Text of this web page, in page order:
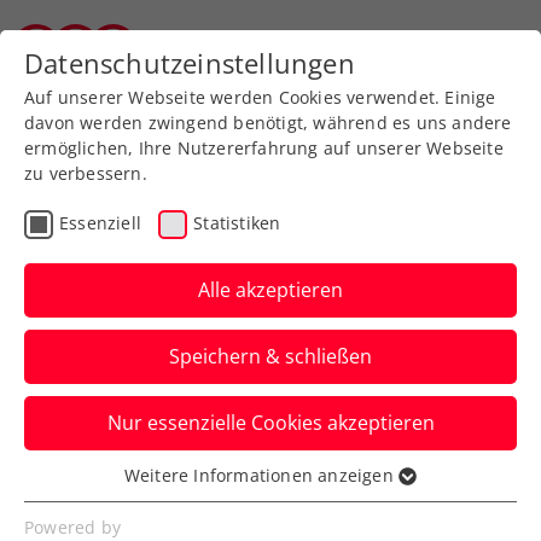
Zurück zur Newsübersicht
Billie Jean King Cup
Billie Jean King Cup:
Österreich – Lettland
jetzt im Livestream
Das zweite Gruppenspiel der ÖTV-Damen
in der Europa/Afrika-Gruppe I in Vilnius
gibt es live auf ÖTV TV.
Verfasst von: Manuel Wachta, 09.04.2025
Datenschutzeinstellungen
Auf unserer Webseite werden Cookies verwendet. Einige
davon werden zwingend benötigt, während es uns andere
ermöglichen, Ihre Nutzererfahrung auf unserer Webseite
zu verbessern.
Essenziell Statistiken
Alle akzeptieren
Speichern & schließen
Nur essenzielle Cookies akzeptieren
Essenziell
Essenzielle Cookies werden für grundlegende
Weitere Informationen anzeigen
Powered by